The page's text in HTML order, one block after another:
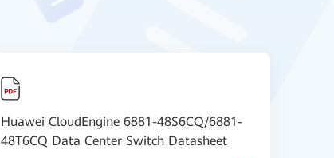
Huawei CloudEngine 6881-48S6CQ/6881-
48T6CQ Data Center Switch Datasheet